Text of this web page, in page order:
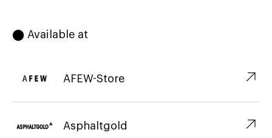
⬤ Available at
AFEW-Store ↗︎
Asphaltgold ↗︎